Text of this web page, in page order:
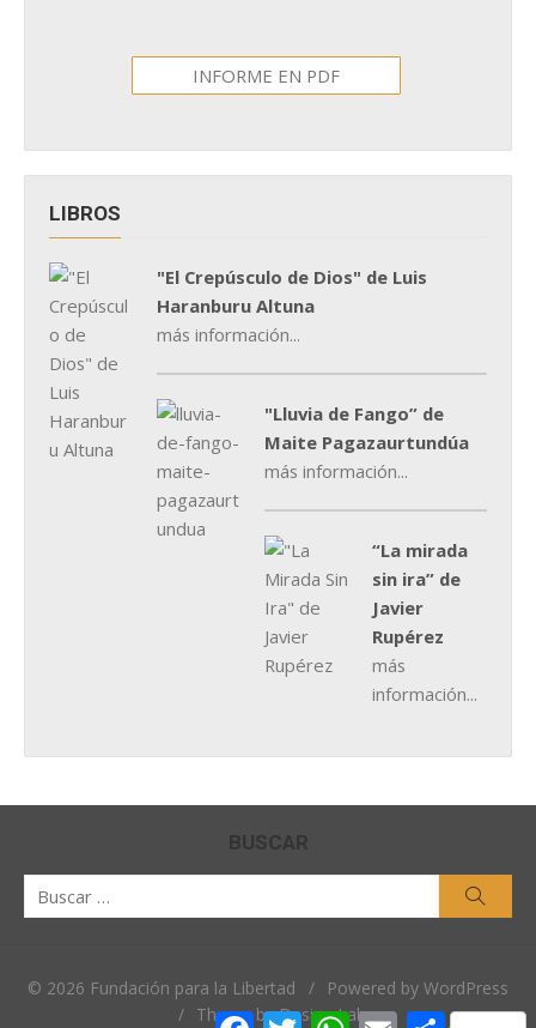
INFORME EN PDF
LIBROS
"El Crepúsculo de Dios" de Luis
Haranburu Altuna
más información...
"Lluvia de Fango” de
Maite Pagazaurtundúa
más información...
“La mirada
sin ira” de
Javier
Rupérez
más
información...
BUSCAR
© 2026 Fundación para la Libertad /
Powered by WordPress
/ Theme by Design Lab
Facebook
TwitterWhatsApp
EmailCompartir